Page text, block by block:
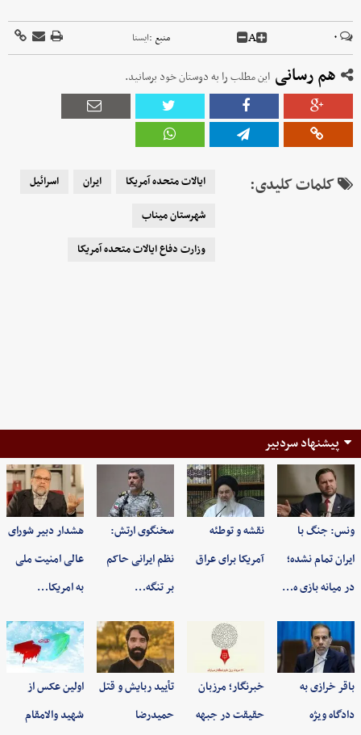
۰ A منبع :ايسنا
هم رسانی این مطلب را به دوستان خود برسانید.
کلمات کلیدی: ایالات متحده آمریکا ایران
اسرائیل
شهرستان میناب
وزارت دفاع ایالات متحده آمریکا
پیشنهاد سردبیر
ونس: جنگ با
ایران تمام نشده؛
در میانه بازی ه…
نقشه و توطئه
آمریکا برای عراق
سخنگوی ارتش:
نظم ایرانی حاکم
بر تنگه…
هشدار دبیر شورای
عالی امنیت ملی
به امریکا…
باقر خرازی به
دادگاه ویژه
خبرنگار؛ مرزبان
حقیقت در جبهه
تأیید ربایش و قتل
حمیدرضا
اولین عکس از
شهید والامقام